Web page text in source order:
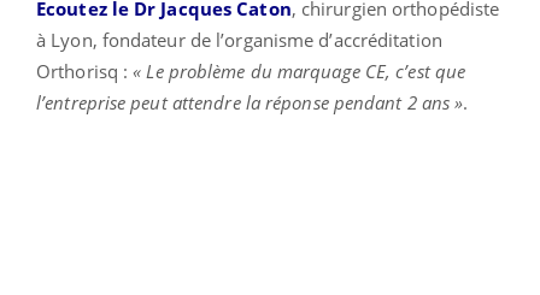
Ecoutez le Dr Jacques Caton, chirurgien orthopédiste
à Lyon, fondateur de l’organisme d’accréditation
Orthorisq :« Le problème du marquage CE, c’est que
l’entreprise peut attendre la réponse pendant 2 ans ».